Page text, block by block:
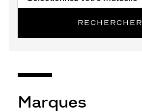
RECHERCHER
Marques